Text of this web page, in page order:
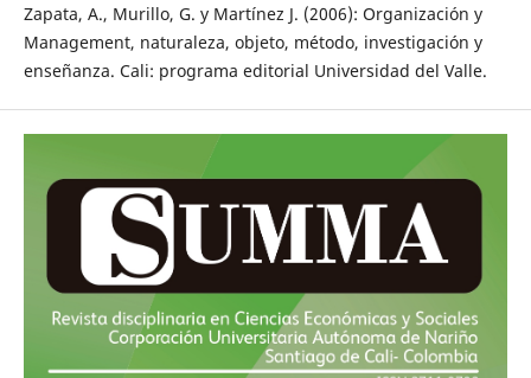
Zapata, A., Murillo, G. y Martínez J. (2006): Organización y
Management, naturaleza, objeto, método, investigación y
enseñanza. Cali: programa editorial Universidad del Valle.